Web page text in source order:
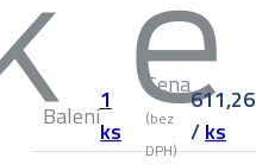
Balení1
ks
Cena
(bez
DPH)
611,26
/ks